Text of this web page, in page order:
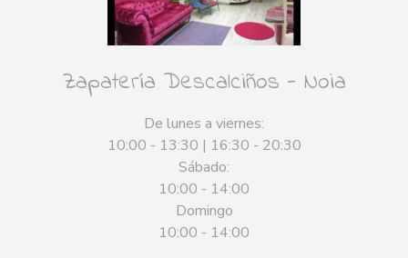
Zapatería Descalciños - Noia
De lunes a viernes:
10:00 - 13:30 | 16:30 - 20:30
Sábado:
10:00 - 14:00
Domingo
10:00 - 14:00